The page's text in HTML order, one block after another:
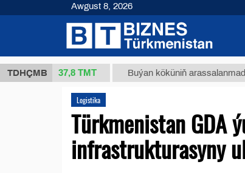
TDHÇMB
(kg.) 37,8 ТМТ Buýan köküniň arassalanmadyk
Logistika
Türkmenistan GDA
infrastrukturasyny
Awgust 8, 2026